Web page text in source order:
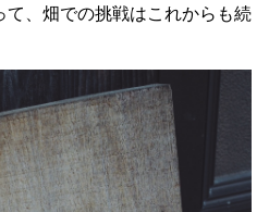
、畑での挑戦はこれからも続